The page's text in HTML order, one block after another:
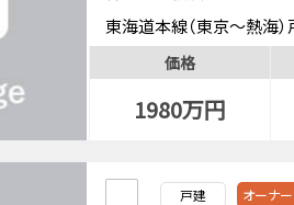
東海道本線（東京～熱海
横浜市ブルーライン戸塚
横須賀線戸塚駅 バス6分
価格
1980万円
戸建 オーナ